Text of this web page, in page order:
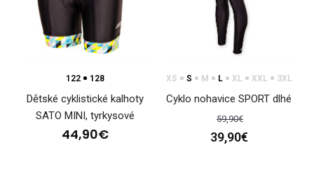
Cyklistické šortky RAGO modré
122 128
Dětské cyklistické kalhoty
SATO MINI, tyrkysové
44,90€
XS S M L XL XXL 3XL
Cyklo nohavice SPORT dlhé
59,90€
39,90€